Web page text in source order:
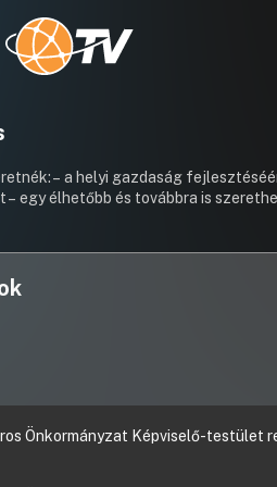
– a helyi gazdaság
egy élhetőbb és továbbra is
Önkormányzat Képviselő-testület